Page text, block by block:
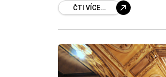
ČTI VÍCE...